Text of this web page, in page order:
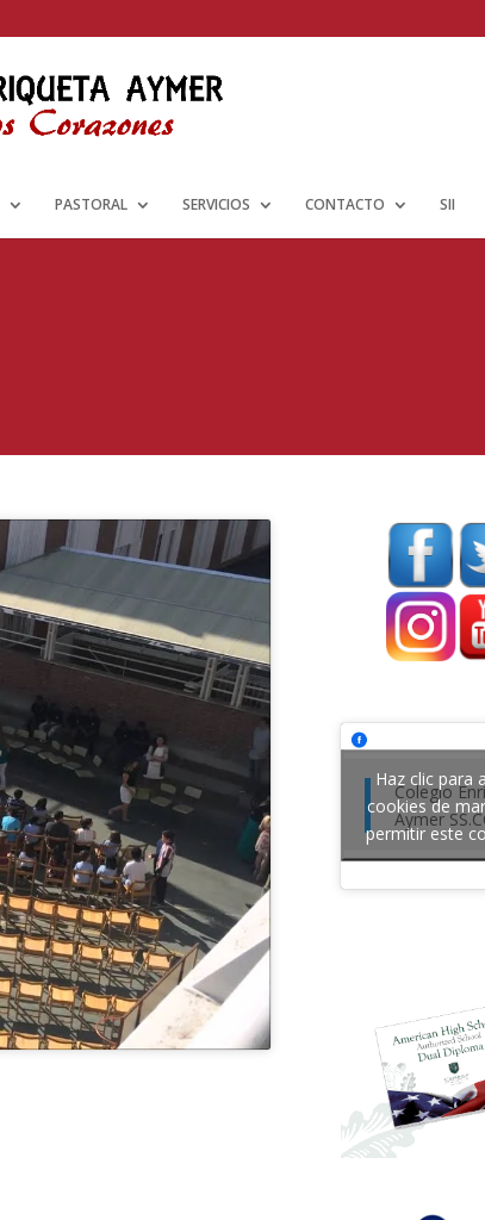
PASTORAL SERVICIOS CONTACTO SII
Colegio
Aymer
Haz clic para
cookies de
permitir este